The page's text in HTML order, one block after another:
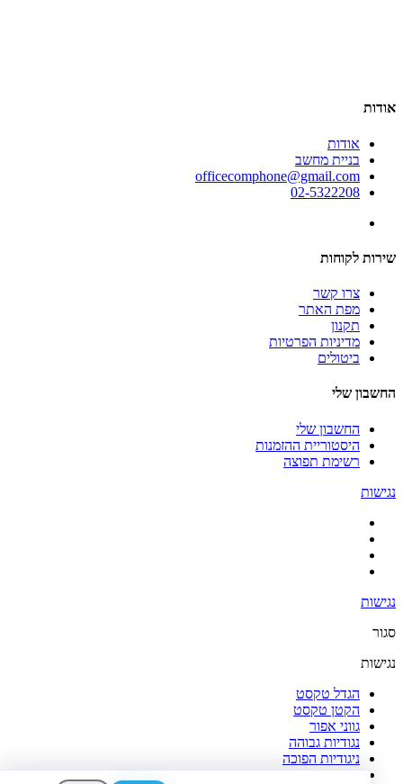
אודות
אודות
בניית מחשב
officecomphone@gmail.com
02-5322208
שירות לקוחות
צרו קשר
מפת האתר
תקנון
מדיניות הפרטיות
ביטולים
החשבון שלי
החשבון שלי
היסטוריית ההזמנות
רשימת תפוצה
נגישות
נגישות
סגור
נגישות
הגדל טקסט
הקטן טקסט
גווני אפור
נגודיות גבוהה
ניגודיות הפוכה
רקע בהיר